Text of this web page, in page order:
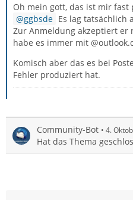
Oh mein gott, das ist mir fast
ggbsde Es lag tatsächlich
Zur Anmeldung akzeptiert er
habe es immer mit
Komisch aber das es bei
Fehler produziert hat.
Community-Bot 4.
Hat das Thema